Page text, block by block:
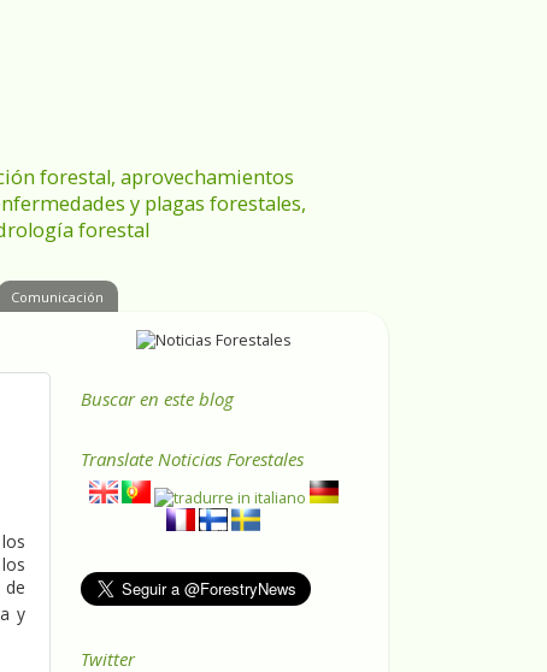
forestal, aprovechamientos
y plagas forestales,
forestal
Comunicación
de
y
Buscar en este blog
Translate Noticias Forestales
Twitter